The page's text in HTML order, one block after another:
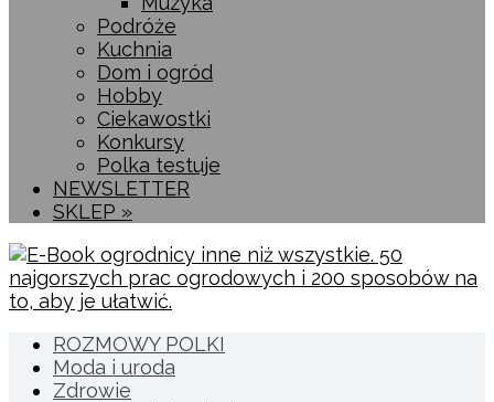
Podróże
Kuchnia
Dom i ogród
Hobby
Ciekawostki
Konkursy
Polka testuje
NEWSLETTER
SKLEP »
ROZMOWY POLKI
Moda i uroda
Zdrowie